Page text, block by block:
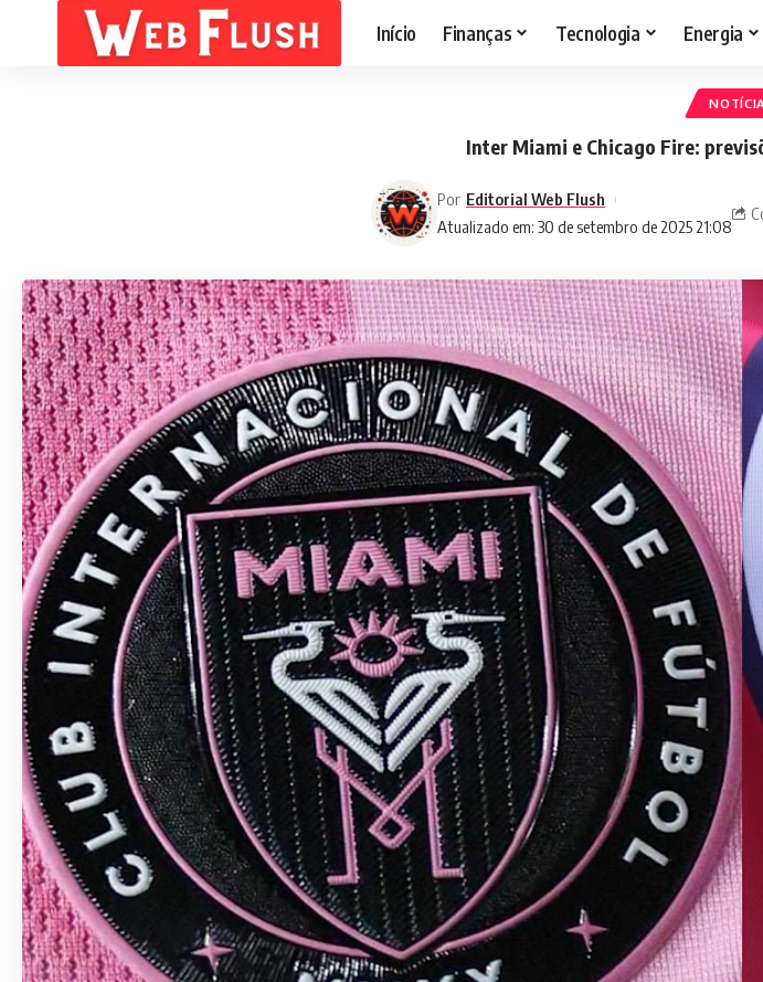
Início Finanças Tecnologia Energia
Inter Miami e Chicago Fire:
Atualizado em: 30 de setembro de 2025 21:08
Por Editorial Web Flush